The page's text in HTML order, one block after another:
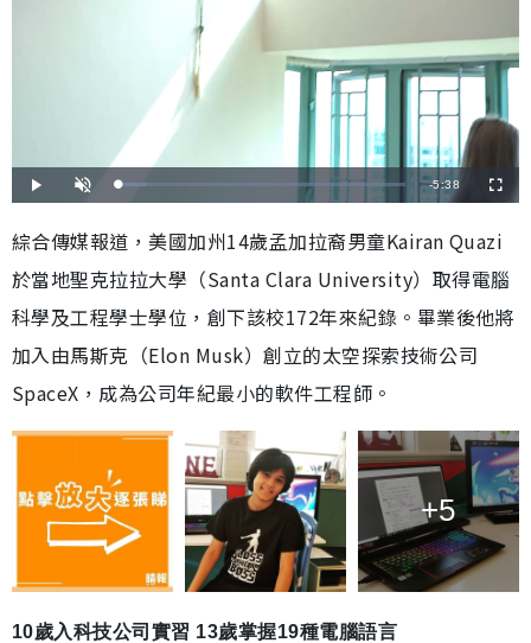
播
放
開
啟
載
入
9
5
9
剩
間
-5:38
全
螢
綜合傳媒報道，美國加州14歲孟加拉裔男童Kairan Quazi
於當地聖克拉拉大學（Santa Clara University）取得電腦
科學及工程學士學位，創下該校172年來紀錄。畢業後他將
加入由馬斯克（Elon Musk）創立的太空探索技術公司
SpaceX，成為公司年紀最小的軟件工程師。
+5
10歲入科技公司實習 13歲掌握19種電腦語言